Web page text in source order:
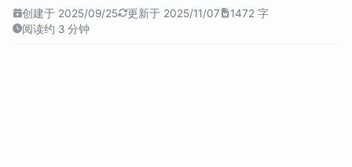
创建于 2025/09/25 更新于 2025/11/07
1472 字
阅读约 3 分钟